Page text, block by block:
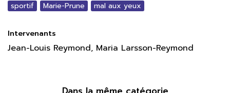
sportif
Marie-Prune mal aux yeux
Intervenants
Jean-Louis Reymond, Maria Larsson-Reymond